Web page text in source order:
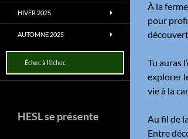
À la
pour
Tu auras
explorer
vie à la
Au fil de
Entre
HIVER 2025
AUTOMNE 2025
Échec à l’échec
HESL se présente